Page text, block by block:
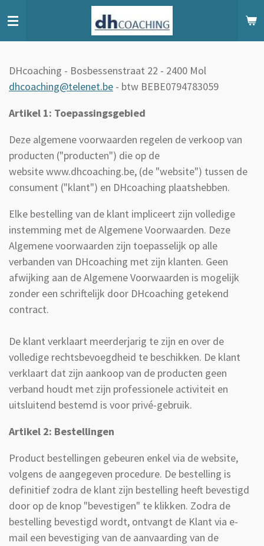
Ga
direct
naar
hoofdinhoud
DHcoaching - Bosbessenstraat 22 - 2400 Mol
dhcoaching@telenet.be - btw BEBE0794783059
Artikel 1: Toepassingsgebied
Deze algemene voorwaarden regelen de verkoop van
producten ("producten") die op de
website www.dhcoaching.be, (de "website") tussen de
consument ("klant") en DHcoaching plaatshebben.
Elke bestelling van de klant impliceert zijn volledige
instemming met de Algemene Voorwaarden. Deze
Algemene voorwaarden zijn toepasselijk op alle
verbanden van DHcoaching met zijn klanten. Geen
afwijking aan de Algemene Voorwaarden is mogelijk
zonder een schriftelijk door DHcoaching getekend
contract.
De klant verklaart meerderjarig te zijn en over de
volledige rechtsbevoegdheid te beschikken. De klant
verklaart dat zijn aankoop van de producten geen
verband houdt met zijn professionele activiteit en
uitsluitend bestemd is voor privé-gebruik.
Artikel 2: Bestellingen
Product bestellingen gebeuren enkel via de website,
volgens de aangegeven procedure. De bestelling is
definitief zodra de klant zijn bestelling heeft bevestigd
door op de knop "bevestigen" te klikken. Zodra de
bestelling bevestigd wordt, ontvangt de Klant via e-
mail een bevestiging van de aanvaarding van de